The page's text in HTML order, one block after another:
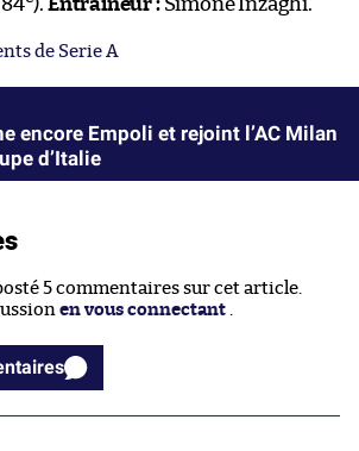
de Serie A
encore Empoli et rejoint l’AC Milan
d’Italie
5 commentaires sur cet article.
en vous connectant